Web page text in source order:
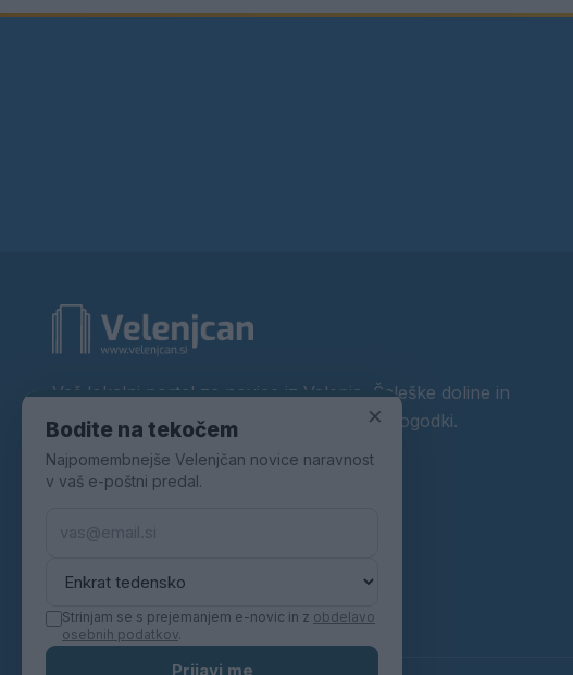
Vaš lokalni portal za novice iz Velenja, Šaleške doline in
okolice. Aktualne novice, šport, kultura, dogodki.
Povezujemo Velenje.
×
Bodite na tekočem
Najpomembnejše Velenjčan novice naravnost
v vaš e-poštni predal.
Strinjam se s prejemanjem e-novic in z obdelavo
osebnih podatkov.
Prijavi me